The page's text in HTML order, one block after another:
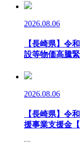
2026.08.06
【長崎県】令
設等物価高騰
2026.08.06
【長崎県】令
援事業支援金【